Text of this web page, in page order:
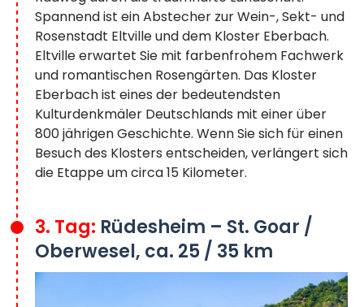
Spannend ist ein Abstecher zur Wein-, Sekt- und
Rosenstadt Eltville und dem Kloster Eberbach.
Eltville erwartet Sie mit farbenfrohem Fachwerk
und romantischen Rosengärten. Das Kloster
Eberbach ist eines der bedeutendsten
Kulturdenkmäler Deutschlands mit einer über
800 jährigen Geschichte. Wenn Sie sich für einen
Besuch des Klosters entscheiden, verlängert sich
die Etappe um circa 15 Kilometer.
3. Tag: Rüdesheim – St. Goar /
Oberwesel, ca. 25 / 35 km